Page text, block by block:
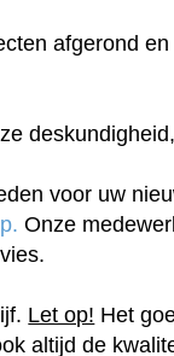
afgerond
voor uw
Onze
Let op! Het
altijd de